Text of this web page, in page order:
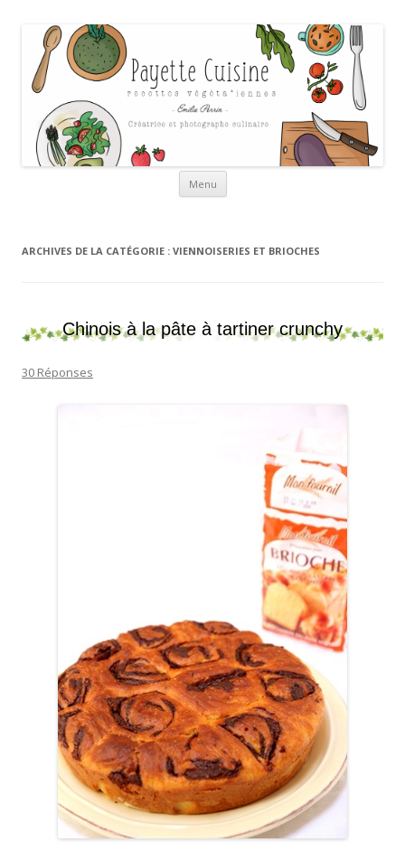
Payette cuisine
Menu Aller au contenu
ARCHIVES DE LA CATÉGORIE : VIENNOISERIES ET BRIOCHES
Chinois à la pâte à tartiner crunchy
30 Réponses